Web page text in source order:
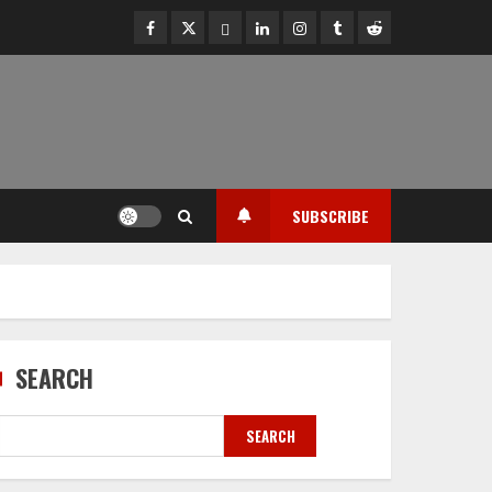
facebooktwitterok.rulinkedininstagram
tumblrreddit
SUBSCRIBE
SEARCH
SEARCH